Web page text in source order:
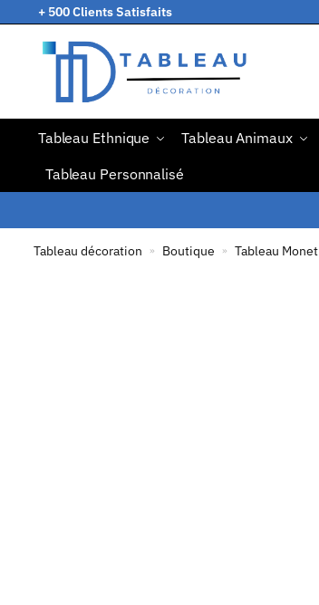
+ 500 Clients Satisfaits
Tableau Ethnique Tableau Animaux
Tableau Personnalisé
Tableau décoration » Boutique » Tableau Monet